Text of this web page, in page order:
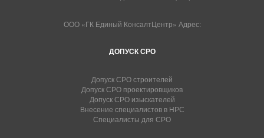
ООО «ГК Единый КонсалтЦентр» Адрес:
ДОПУСК СРО
Допуск СРО строителей
Допуск СРО проектировщиков
Допуск СРО изыскателей
Внесение специалистов в НРС
Специалисты для СРО